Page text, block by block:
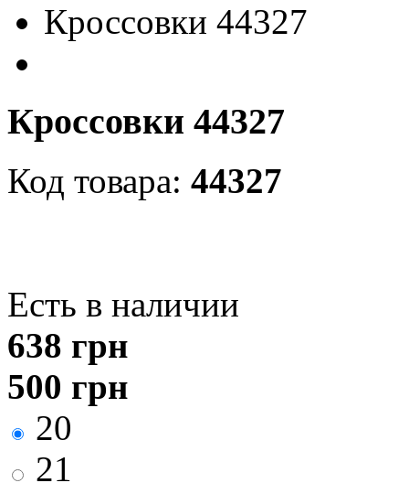
Кроссовки 44327
Кроссовки 44327
Код товара: 44327
Есть в наличии
638 грн
500 грн
20
21